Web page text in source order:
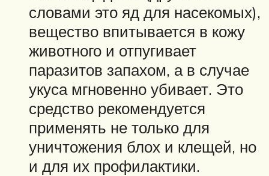
словами это яд для насекомых),
вещество впитывается в кожу
животного и отпугивает
паразитов запахом, а в случае
укуса мгновенно убивает. Это
средство рекомендуется
применять не только для
уничтожения блох и клещей, но
и для их профилактики.